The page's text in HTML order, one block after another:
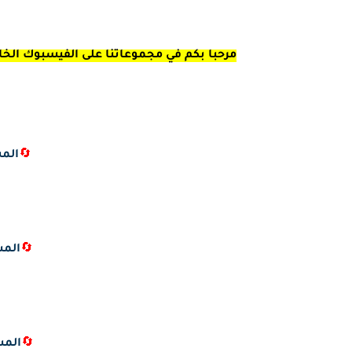
مرحبا بكم في مجموعاتنا على الفيسبوك
🔄
🔄
🔄